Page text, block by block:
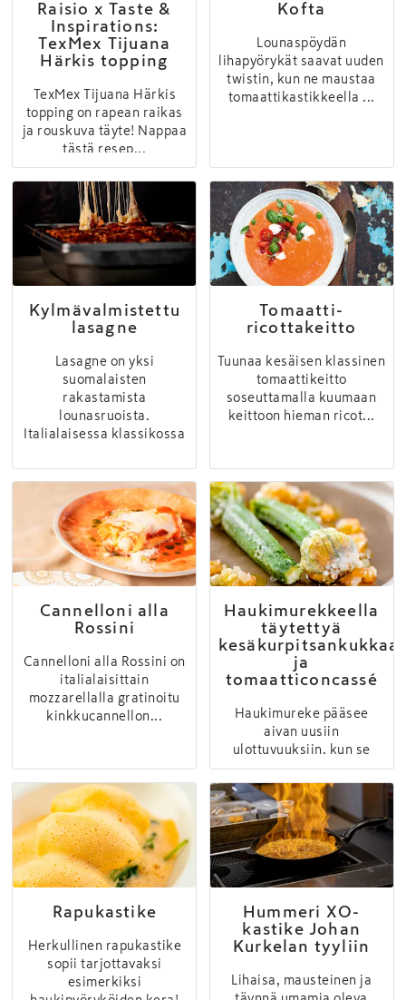
Raisio x Taste &
Inspirations:
TexMex Tijuana
Härkis topping
TexMex Tijuana Härkis
topping on rapean raikas
ja rouskuva täyte! Nappaa
tästä resep...
Kofta
Lounaspöydän
lihapyörykät saavat uuden
twistin, kun ne maustaa
tomaattikastikkeella ...
Kylmävalmistettu
lasagne
Lasagne on yksi
suomalaisten
rakastamista
lounasruoista.
Italialaisessa klassikossa
Tomaatti-
ricottakeitto
Tuunaa kesäisen klassinen
tomaattikeitto
soseuttamalla kuumaan
keittoon hieman ricot...
Cannelloni alla
Rossini
Cannelloni alla Rossini on
italialaisittain
mozzarellalla gratinoitu
kinkkucannellon...
Haukimurekkeella
täytettyä
kesäkurpitsankukkaa
ja
tomaatticoncassé
Haukimureke pääsee
aivan uusiin
ulottuvuuksiin, kun se
yhdistetään kesäkurpitsan
kuk...
Rapukastike
Herkullinen rapukastike
sopii tarjottavaksi
esimerkiksi
Hummeri XO-
kastike Johan
Kurkelan tyyliin
Lihaisa, mausteinen ja